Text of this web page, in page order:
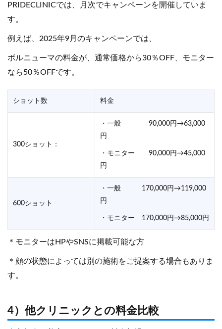
PRIDECLINICでは、月次でキャンペーンを開催していま
す。
例えば、2025年9月のキャンペーンでは、
ボルニューマの料金が、通常価格から30％OFF、モニター
なら50％OFFです。
ショット数 料金
300ショット：
・一般 90,000円→63,000
円
・モニター 90,000円→45,000
円
600ショット
・一般 170,000円→119,000
円
・モニター 170,000円→85,000円
＊モニターはHPやSNSに掲載可能な方
＊顔の状態によっては別の施術をご提案する場合もありま
す。
4）他クリニックとの料金比較